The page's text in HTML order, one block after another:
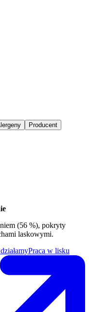
Producent
(56 %), pokryty
laskowymi.
Praca w lisku